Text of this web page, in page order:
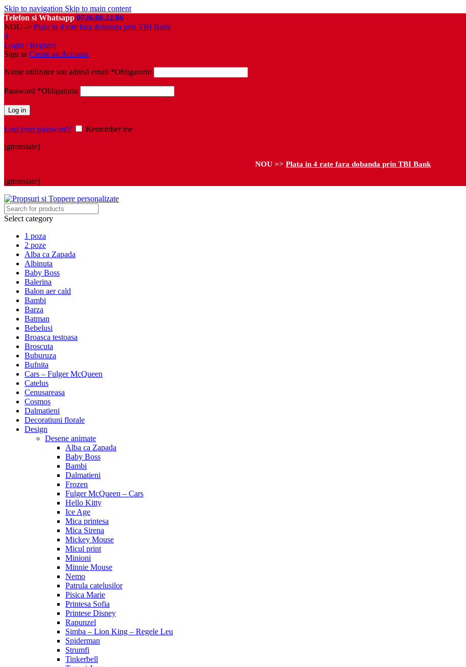
Skip to navigation Skip to main content
Telefon si Whatsapp 0726.88.22.86
NOU -> Plata in 4 rate fara dobanda prin TBI Bank
0
Login / Register
Sign in Create an Account
Nume utilizator sau adresă email *Obligatoriu
Password *Obligatoriu
Log in
Lost your password?
Remember me
[gtranslate]
NOU => Plata in 4 rate fara dobanda prin TBI Bank
[gtranslate]
Select category
1 poza
2 poze
Alba ca Zapada
Albinuta
Baby Boss
Balerina
Balon aer cald
Bambi
Barza
Batman
Bebelusi
Broasca testoasa
Broscuta
Buburuza
Bufnita
Cars – Fulger McQueen
Catelus
Cenusareasa
Cosmos
Dalmatieni
Decoratiuni florale
Design
Desene animate
Alba ca Zapada
Baby Boss
Bambi
Dalmatieni
Frozen
Fulger McQueen – Cars
Hello Kitty
Ice Age
Mica printesa
Mica Sirena
Mickey Mouse
Micul print
Minioni
Minnie Mouse
Nemo
Patrula catelusilor
Pisica Marie
Printesa Sofia
Printese Disney
Rapunzel
Simba – Lion King – Regele Leu
Spiderman
Strumfi
Tinkerbell